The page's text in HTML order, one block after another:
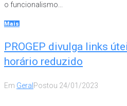
o funcionalismo...
Mais
PROGEP divulga links
horário reduzido
Em Geral Postou 24/01/2023